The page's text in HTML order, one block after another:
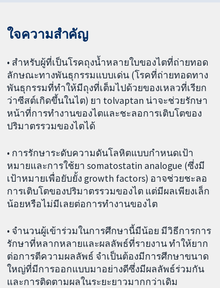
ใจความสำคัญ
• สำหรับผู้ที่เป็นโรคถุงน้ำหลายใบของไตที่ถ่ายทอด
ลักษณะทางพันธุกรรมแบบเด่น (โรคที่ถ่ายทอดทาง
พันธุกรรมที่ทำให้มีถุงที่เต็มไปด้วยของเหลวที่เรียก
ว่าซีสต์เกิดขึ้นในไต) ยา tolvaptan น่าจะช่วยรักษา
หน้าที่การทำงานของไตและชะลอการเติบโตของ
ปริมาตรรวมของไตได้
• การรักษาระดับความดันโลหิตแบบกำหนดเป้า
หมายและการใช้ยา somatostatin analogue (ซึ่งมี
เป้าหมายเพื่อยับยั้ง growth factors) อาจช่วยชะลอ
การเติบโตของปริมาตรรวมของไต แต่มีผลเพียงเล็ก
น้อยหรือไม่มีเลยต่อการทำงานของไต
• จำนวนผู้เข้าร่วมในการศึกษานี้มีน้อย มีวิธีการการ
รักษาที่หลากหลายและผลลัพธ์ที่รายงาน ทำให้ยาก
ต่อการตีความผลลัพธ์ จำเป็นต้องมีการศึกษาขนาด
ใหญ่ที่มีการออกแบบมาอย่างดีซึ่งมีผลลัพธ์ร่วมกัน
และการติดตามผลในระยะยาวมากกว่าเดิม